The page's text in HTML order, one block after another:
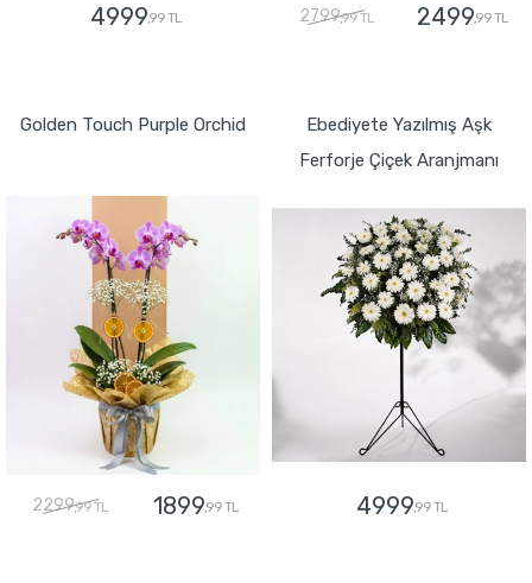
4999,99 TL 2799,99 TL 2499,99 TL
Golden Touch Purple Orchid
2299,99 TL 1899,99 TL
Ebediyete Yazılmış Aşk
Ferforje Çiçek Aranjmanı
4999,99 TL